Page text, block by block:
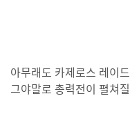
아무래도 카제로스 레이
그야말로 총력전이 펼쳐